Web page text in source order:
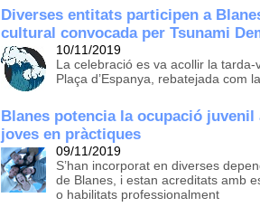
Diverses entitats participen a
cultural convocada per Tsunami
10/11/2019
La celebració es va acollir la
Plaça d’Espanya, rebatejada com la
Blanes potencia la ocupació
joves en pràctiques
09/11/2019
S’han incorporat en diverses
de Blanes, i estan acreditats amb
o habilitats professionalment